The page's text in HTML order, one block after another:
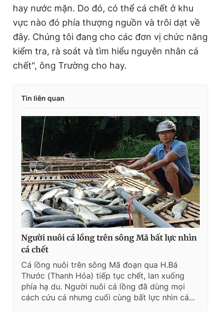
hay nước mặn. Do đó, có thể cá chết ở khu
vực nào đó phía thượng nguồn và trôi dạt về
đây. Chúng tôi đang cho các đơn vị chức năng
kiểm tra, rà soát và tìm hiểu nguyên nhân cá
chết", ông Trường cho hay.
Tin liên quan
Người nuôi cá lồng trên sông Mã bất lực nhìn
cá chết
Cá lồng nuôi trên sông Mã đoạn qua H.Bá
Thước (Thanh Hóa) tiếp tục chết, lan xuống
phía hạ du. Người nuôi cá lồng đã dùng mọi
cách cứu cá nhưng cuối cùng bất lực nhìn cá...